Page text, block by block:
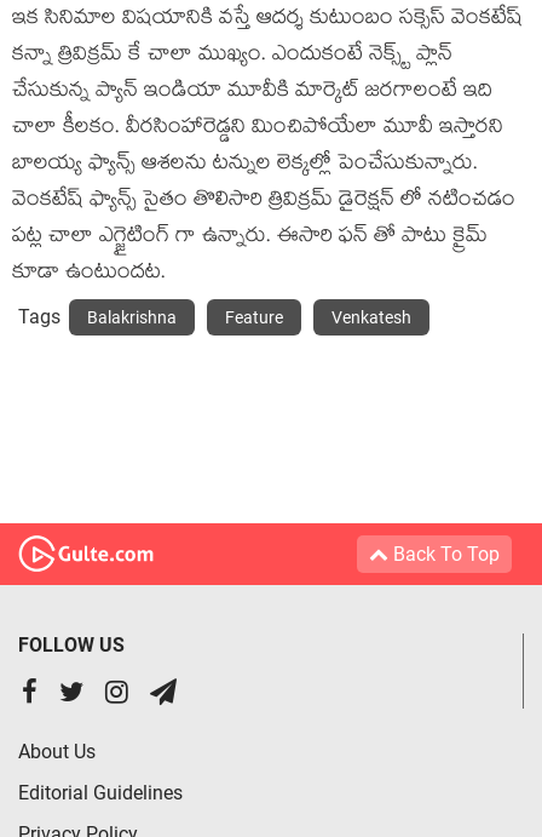
ఇక సినిమాల విషయానికి వస్తే ఆదర్శ కుటుంబం సక్సెస్ వెంకటేష్
కన్నా త్రివిక్రమ్ కే చాలా ముఖ్యం. ఎందుకంటే నెక్స్ట్ ప్లాన్
చేసుకున్న ప్యాన్ ఇండియా మూవీకి మార్కెట్ జరగాలంటే ఇది
చాలా కీలకం. వీరసింహారెడ్డని మించిపోయేలా మూవీ ఇస్తారని
బాలయ్య ఫ్యాన్స్ ఆశలను టన్నుల లెక్కల్లో పెంచేసుకున్నారు.
వెంకటేష్ ఫ్యాన్స్ సైతం తొలిసారి త్రివిక్రమ్ డైరెక్షన్ లో నటించడం
పట్ల చాలా ఎగ్జైటింగ్ గా ఉన్నారు. ఈసారి ఫన్ తో పాటు క్రైమ్
కూడా ఉంటుందట.
Tags Balakrishna Feature Venkatesh
Back To Top
FOLLOW US
About Us
Editorial Guidelines